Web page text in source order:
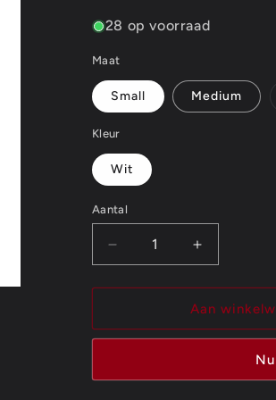
28 op voorraad
Maat
Small Medium
Kleur
Wit
Aantal
Aantal
Aantal
verlagen
voor
of
T-
Aantal
verhogen
voor
Kings
of
T-
Aan